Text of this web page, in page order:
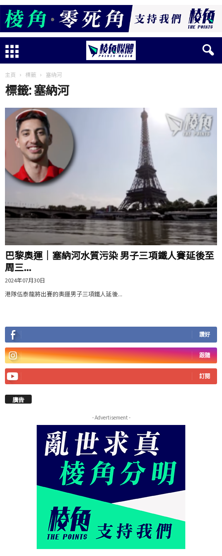
主頁 標籤 塞納河
標籤: 塞納河
巴黎奧運｜塞納河水質污染 男子三項鐵人賽延後至
周三...
2024年07月30日
港隊伍泰龍將出賽的奧運男子三項鐵人延後...
讚好
跟隨
訂閱
廣告
- Advertisement -